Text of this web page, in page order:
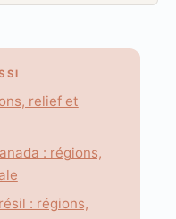
relief et
: régions,
: régions,